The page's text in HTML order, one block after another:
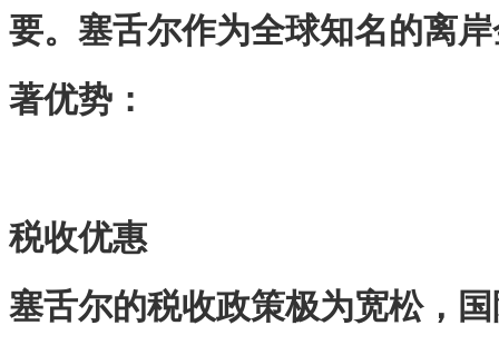
要。塞舌尔作为全球知名的离
著优势：
税收优惠
塞舌尔的税收政策极为宽松，